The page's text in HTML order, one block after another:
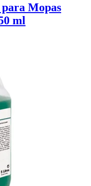
Mopas
ml